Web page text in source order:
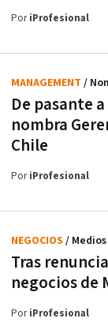
PoriProfesional
De pasante
nombra
Chile
MANAGEMENT /
PoriProfesional
Tras
negocios de
NEGOCIOS /
PoriProfesional